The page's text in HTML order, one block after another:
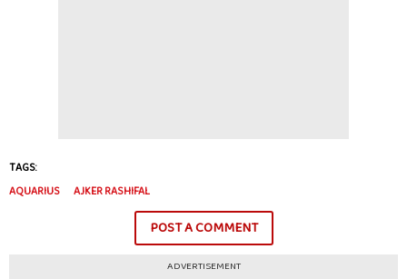
TAGS:
AQUARIUS
AJKER RASHIFAL
POST A COMMENT
ADVERTISEMENT